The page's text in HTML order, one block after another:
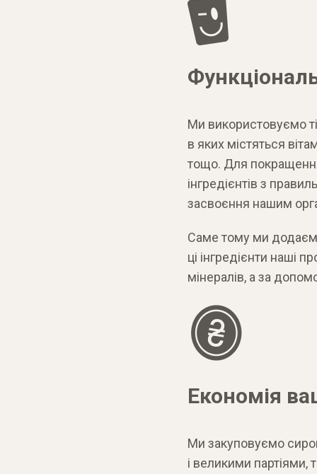
Ми використовуємо
в яких містяться
тощо. Для
інгредієнтів з
засвоєння нашим
Саме тому ми
ці інгредієнти наші
мінералів, а за
Економія
Ми закуповуємо
і великими партіями,